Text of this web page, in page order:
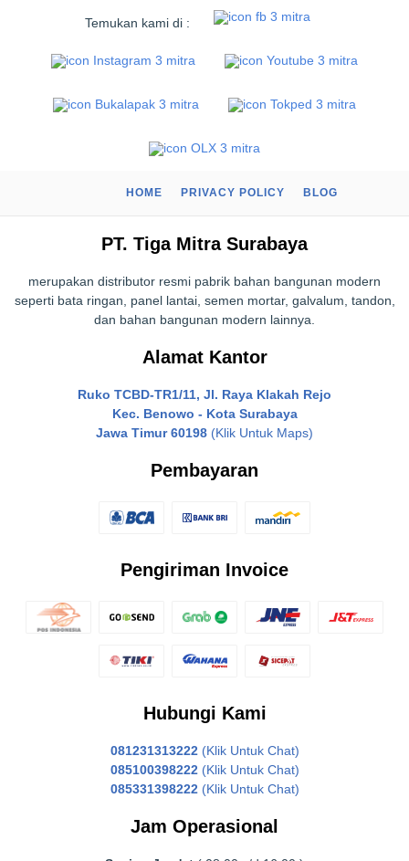
Temukan kami di :
HOME PRIVACY POLICY BLOG
PT. Tiga Mitra Surabaya
merupakan distributor resmi pabrik bahan bangunan modern
seperti bata ringan, panel lantai, semen mortar, galvalum, tandon,
dan bahan bangunan modern lainnya.
Alamat Kantor
Ruko TCBD-TR1/11, Jl. Raya Klakah Rejo
Kec. Benowo - Kota Surabaya
Jawa Timur 60198 (Klik Untuk Maps)
Pembayaran
Pengiriman Invoice
Hubungi Kami
081231313222 (Klik Untuk Chat)
085100398222 (Klik Untuk Chat)
085331398222 (Klik Untuk Chat)
Jam Operasional